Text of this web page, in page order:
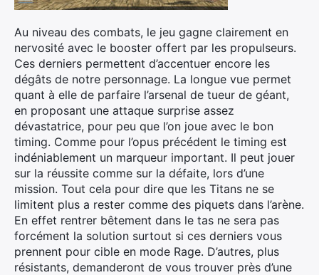
Au niveau des combats, le jeu gagne clairement en
nervosité avec le booster offert par les propulseurs.
Ces derniers permettent d’accentuer encore les
dégâts de notre personnage. La longue vue permet
quant à elle de parfaire l’arsenal de tueur de géant,
en proposant une attaque surprise assez
dévastatrice, pour peu que l’on joue avec le bon
timing. Comme pour l’opus précédent le timing est
indéniablement un marqueur important. Il peut jouer
sur la réussite comme sur la défaite, lors d’une
mission. Tout cela pour dire que les Titans ne se
limitent plus a rester comme des piquets dans l’arène.
En effet rentrer bêtement dans le tas ne sera pas
forcément la solution surtout si ces derniers vous
prennent pour cible en mode Rage. D’autres, plus
résistants, demanderont de vous trouver près d’une